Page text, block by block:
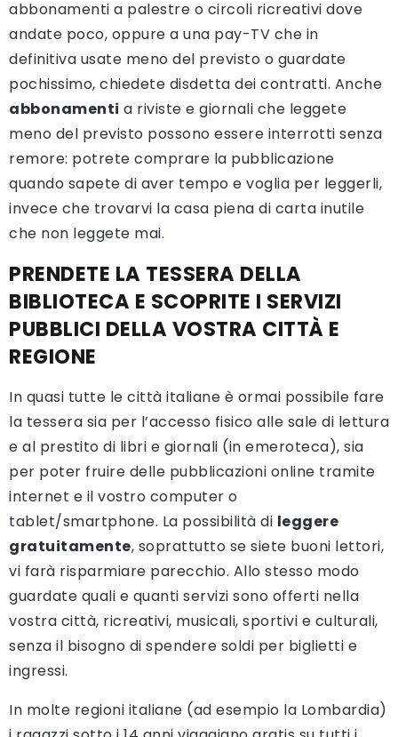
abbonamenti a palestre o circoli ricreativi dove
andate poco, oppure a una pay-TV che in
definitiva usate meno del previsto o guardate
pochissimo, chiedete disdetta dei contratti. Anche
abbonamenti a riviste e giornali che leggete
meno del previsto possono essere interrotti senza
remore: potrete comprare la pubblicazione
quando sapete di aver tempo e voglia per leggerli,
invece che trovarvi la casa piena di carta inutile
che non leggete mai.
PRENDETE LA TESSERA DELLA
BIBLIOTECA E SCOPRITE I SERVIZI
PUBBLICI DELLA VOSTRA CITTÀ E
REGIONE
In quasi tutte le città italiane è ormai possibile fare
la tessera sia per l’accesso fisico alle sale di lettura
e al prestito di libri e giornali (in emeroteca), sia
per poter fruire delle pubblicazioni online tramite
internet e il vostro computer o
tablet/smartphone. La possibilità di leggere
gratuitamente, soprattutto se siete buoni lettori,
vi farà risparmiare parecchio. Allo stesso modo
guardate quali e quanti servizi sono offerti nella
vostra città, ricreativi, musicali, sportivi e culturali,
senza il bisogno di spendere soldi per biglietti e
ingressi.
In molte regioni italiane (ad esempio la Lombardia)